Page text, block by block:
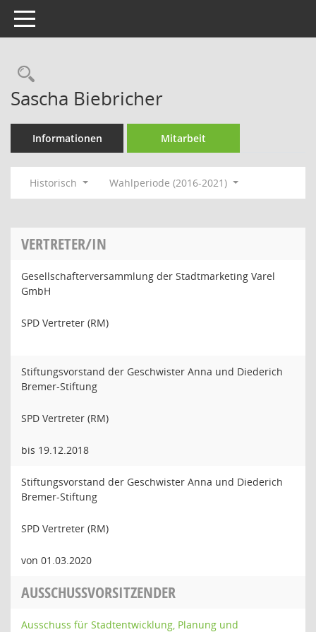
Toggle navigation
Rechercheauswahl
Sascha Biebricher
Informationen Mitarbeit
Historisch Wahlperiode (2016-2021)
VERTRETER/IN
Gesellschafterversammlung der Stadtmarketing Varel
GmbH
SPD Vertreter (RM)
Stiftungsvorstand der Geschwister Anna und Diederich
Bremer-Stiftung
SPD Vertreter (RM)
bis 19.12.2018
Stiftungsvorstand der Geschwister Anna und Diederich
Bremer-Stiftung
SPD Vertreter (RM)
von 01.03.2020
AUSSCHUSSVORSITZENDER
Ausschuss für Stadtentwicklung, Planung und